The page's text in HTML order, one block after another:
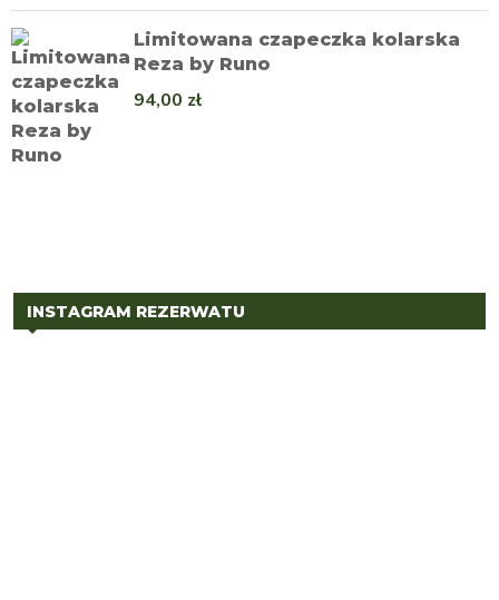
Limitowana czapeczka kolarska
Reza by Runo
94,00 zł
INSTAGRAM REZERWATU